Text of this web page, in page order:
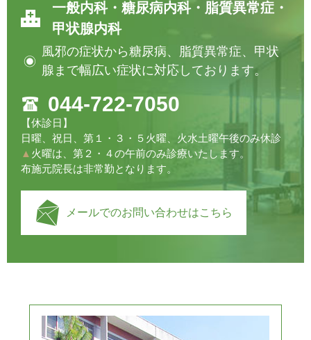
一般内科・糖尿病内科・脂質異常症・
甲状腺内科
風邪の症状から糖尿病、脂質異常症、甲状
腺まで幅広い症状に対応しております。
044-722-7050
【休診日】
日曜、祝日、第１・３・５火曜、火水土曜午後のみ休診
▲ 火曜は、第２・４の午前のみ診療いたします。
布施元院長は非常勤となります。
メールでのお問い合わせはこちら